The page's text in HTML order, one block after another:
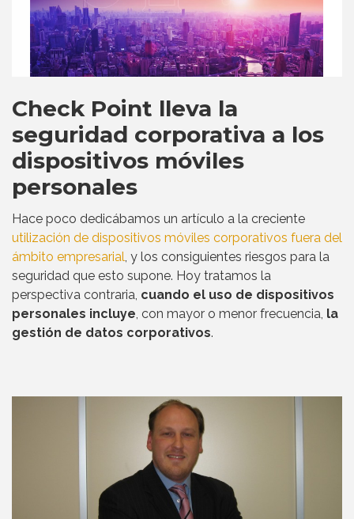
Check Point lleva la
seguridad corporativa a los
dispositivos móviles
personales
Hace poco dedicábamos un artículo a la creciente
utilización de dispositivos móviles corporativos fuera del
ámbito empresarial, y los consiguientes riesgos para la
seguridad que esto supone. Hoy tratamos la
perspectiva contraria, cuando el uso de dispositivos
personales incluye, con mayor o menor frecuencia, la
gestión de datos corporativos.